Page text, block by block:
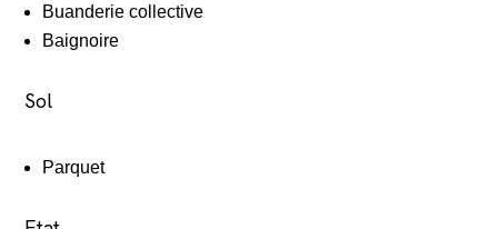
Buanderie collective
Baignoire
Sol
Parquet